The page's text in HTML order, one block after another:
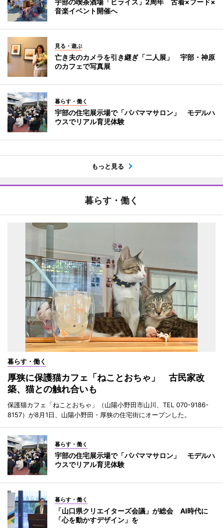
音楽イベント開催へ
見る・遊ぶ
亡き夫のカメラを引き継ぎ「二人展」 宇部・神原
のカフェで写真展
暮らす・働く
宇部の住宅展示場で「パパママサロン」 モデルハ
ウスでリアル育児体験
もっと見る
暮らす・働く
暮らす・働く
厚狭に保護猫カフェ「ねことおちゃ」 古民家改
築、猫との触れ合いも
保護猫カフェ「ねことおちゃ」（山陽小野田市山川、TEL 070-9186-
8157）が8月1日、山陽小野田・厚狭の住宅街にオープンした。
暮らす・働く
宇部の住宅展示場で「パパママサロン」 モデルハ
ウスでリアル育児体験
暮らす・働く
「山口県クリエイターズ会議」が総会 AI時代に
「心を動かすデザイン」を